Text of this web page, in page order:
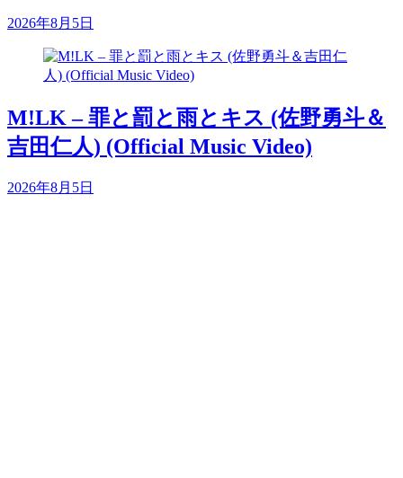
2026年8月5日
M!LK – 罪と罰と雨とキス (佐野勇斗＆
吉田仁人) (Official Music Video)
2026年8月5日